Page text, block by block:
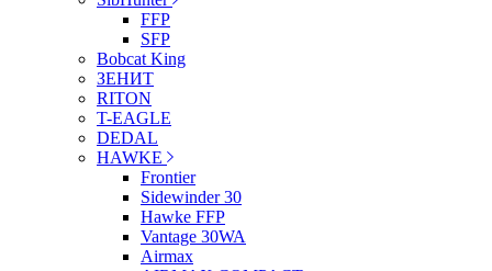
FFP
SFP
Bobcat King
ЗЕНИТ
RITON
T-EAGLE
DEDAL
HAWKE
Frontier
Sidewinder 30
Hawke FFP
Vantage 30WA
Airmax